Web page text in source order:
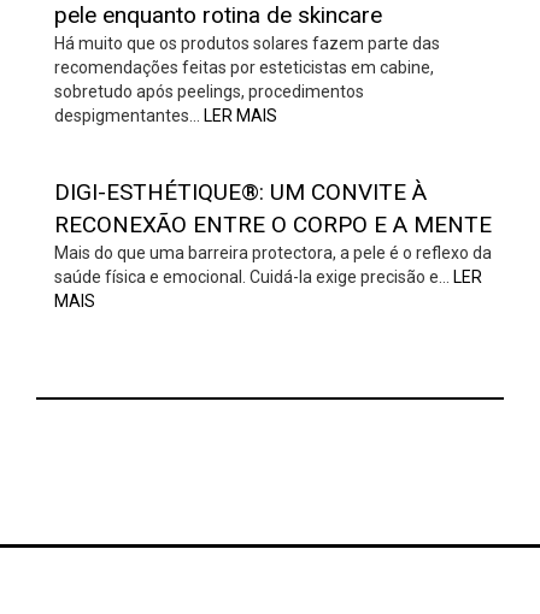
pele enquanto rotina de skincare
Há muito que os produtos solares fazem parte das
recomendações feitas por esteticistas em cabine,
sobretudo após peelings, procedimentos
despigmentantes…
LER MAIS
DIGI-ESTHÉTIQUE®: UM CONVITE À
RECONEXÃO ENTRE O CORPO E A MENTE
Mais do que uma barreira protectora, a pele é o reflexo da
saúde física e emocional. Cuidá-la exige precisão e…
LER
MAIS